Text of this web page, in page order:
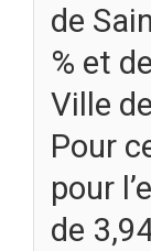
de
% et
Ville
Pour
pour
de